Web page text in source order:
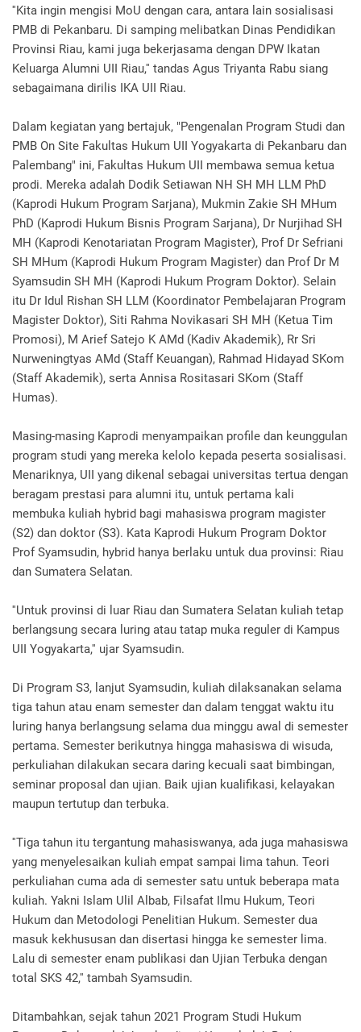
''Kita ingin mengisi MoU dengan cara, antara lain sosialisasi
PMB di Pekanbaru. Di samping melibatkan Dinas Pendidikan
Provinsi Riau, kami juga bekerjasama dengan DPW Ikatan
Keluarga Alumni UII Riau,'' tandas Agus Triyanta Rabu siang
sebagaimana dirilis IKA UII Riau.
Dalam kegiatan yang bertajuk, "Pengenalan Program Studi dan
PMB On Site Fakultas Hukum UII Yogyakarta di Pekanbaru dan
Palembang" ini, Fakultas Hukum UII membawa semua ketua
prodi. Mereka adalah Dodik Setiawan NH SH MH LLM PhD
(Kaprodi Hukum Program Sarjana), Mukmin Zakie SH MHum
PhD (Kaprodi Hukum Bisnis Program Sarjana), Dr Nurjihad SH
MH (Kaprodi Kenotariatan Program Magister), Prof Dr Sefriani
SH MHum (Kaprodi Hukum Program Magister) dan Prof Dr M
Syamsudin SH MH (Kaprodi Hukum Program Doktor). Selain
itu Dr Idul Rishan SH LLM (Koordinator Pembelajaran Program
Magister Doktor), Siti Rahma Novikasari SH MH (Ketua Tim
Promosi), M Arief Satejo K AMd (Kadiv Akademik), Rr Sri
Nurweningtyas AMd (Staff Keuangan), Rahmad Hidayad SKom
(Staff Akademik), serta Annisa Rositasari SKom (Staff
Humas).
Masing-masing Kaprodi menyampaikan profile dan keunggulan
program studi yang mereka kelolo kepada peserta sosialisasi.
Menariknya, UII yang dikenal sebagai universitas tertua dengan
beragam prestasi para alumni itu, untuk pertama kali
membuka kuliah hybrid bagi mahasiswa program magister
(S2) dan doktor (S3). Kata Kaprodi Hukum Program Doktor
Prof Syamsudin, hybrid hanya berlaku untuk dua provinsi: Riau
dan Sumatera Selatan.
''Untuk provinsi di luar Riau dan Sumatera Selatan kuliah tetap
berlangsung secara luring atau tatap muka reguler di Kampus
UII Yogyakarta,'' ujar Syamsudin.
Di Program S3, lanjut Syamsudin, kuliah dilaksanakan selama
tiga tahun atau enam semester dan dalam tenggat waktu itu
luring hanya berlangsung selama dua minggu awal di semester
pertama. Semester berikutnya hingga mahasiswa di wisuda,
perkuliahan dilakukan secara daring kecuali saat bimbingan,
seminar proposal dan ujian. Baik ujian kualifikasi, kelayakan
maupun tertutup dan terbuka.
''Tiga tahun itu tergantung mahasiswanya, ada juga mahasiswa
yang menyelesaikan kuliah empat sampai lima tahun. Teori
perkuliahan cuma ada di semester satu untuk beberapa mata
kuliah. Yakni Islam Ulil Albab, Filsafat Ilmu Hukum, Teori
Hukum dan Metodologi Penelitian Hukum. Semester dua
masuk kekhususan dan disertasi hingga ke semester lima.
Lalu di semester enam publikasi dan Ujian Terbuka dengan
total SKS 42,'' tambah Syamsudin.
Ditambahkan, sejak tahun 2021 Program Studi Hukum